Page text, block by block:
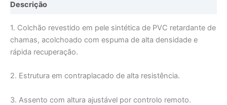
Descrição
1. Colchão revestido em pele sintética de PVC retardante de
chamas, acolchoado com espuma de alta densidade e
rápida recuperação.
2. Estrutura em contraplacado de alta resistência.
3. Assento com altura ajustável por controlo remoto.